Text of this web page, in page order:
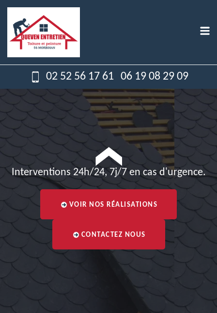
02 52 56 17 61 06 19 08 29 09
Interventions 24h/24, 7j/7 en cas d'urgence.
VOIR NOS RÉALISATIONS
CONTACTEZ NOUS